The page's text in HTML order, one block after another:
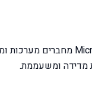
מדידה ומשעממת.